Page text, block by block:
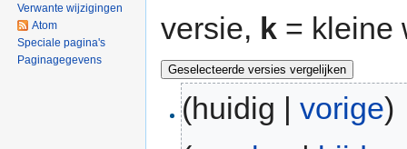
versie, k = kleine
(huidig |vorige)
Verwante wijzigingen
Atom
Speciale pagina's
Paginagegevens